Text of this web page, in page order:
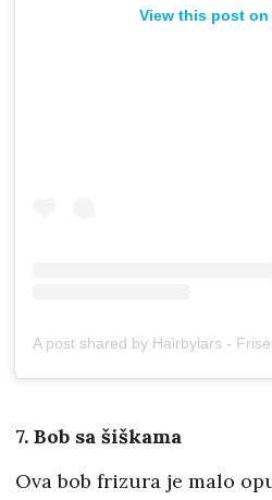
View this post on
7. Bob sa šiškama
Ova bob frizura je malo